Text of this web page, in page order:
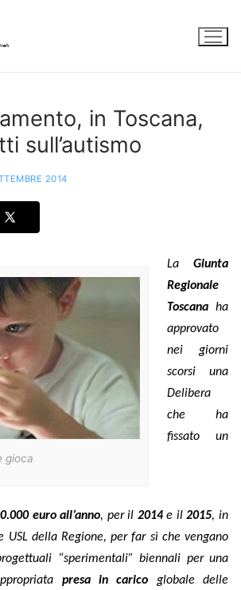
in Toscana,
sull’autismo
2014
gioca
La Giunta
Regionale
Toscanaha
approvato
nei giorni
scorsi una
Delibera
che ha
fissato un
euro all’anno, per il 2014e il2015, in
USL della Regione, per far sì che vengano
“sperimentali” biennali per una
presa in carico globale delle